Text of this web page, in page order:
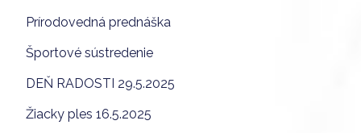
Prírodovedná prednáška
Športové sústredenie
DEŇ RADOSTI 29.5.2025
Žiacky ples 16.5.2025